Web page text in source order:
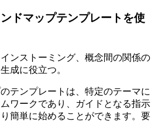
ドマップテンプレートを使
ンストーミング、概念間の関係の
成に役立つ。
テンプレートは、特定のテーマに
ワークであり、ガイドとなる指示
簡単に始めることができます。要